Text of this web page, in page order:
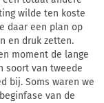
wilde ten koste
daar een plan op
en druk zetten.
moment de lange
soort van tweede
bij. Soms waren we
van de